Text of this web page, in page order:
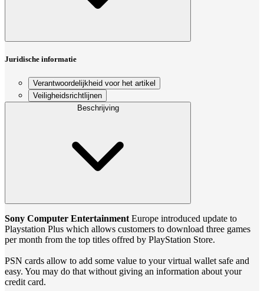
Juridische informatie
Verantwoordelijkheid voor het artikel
Veiligheidsrichtlijnen
Beschrijving
Sony Computer Entertainment Europe introduced update to
Playstation Plus which allows customers to download three games
per month from the top titles offred by PlayStation Store.
PSN cards allow to add some value to your virtual wallet safe and
easy. You may do that without giving an information about your
credit card.